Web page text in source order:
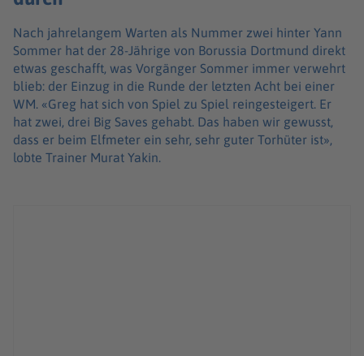
Nach jahrelangem Warten als Nummer zwei hinter Yann
Sommer hat der 28-Jährige von Borussia Dortmund direkt
etwas geschafft, was Vorgänger Sommer immer verwehrt
blieb: der Einzug in die Runde der letzten Acht bei einer
WM. «Greg hat sich von Spiel zu Spiel reingesteigert. Er
hat zwei, drei Big Saves gehabt. Das haben wir gewusst,
dass er beim Elfmeter ein sehr, sehr guter Torhüter ist»,
lobte Trainer Murat Yakin.